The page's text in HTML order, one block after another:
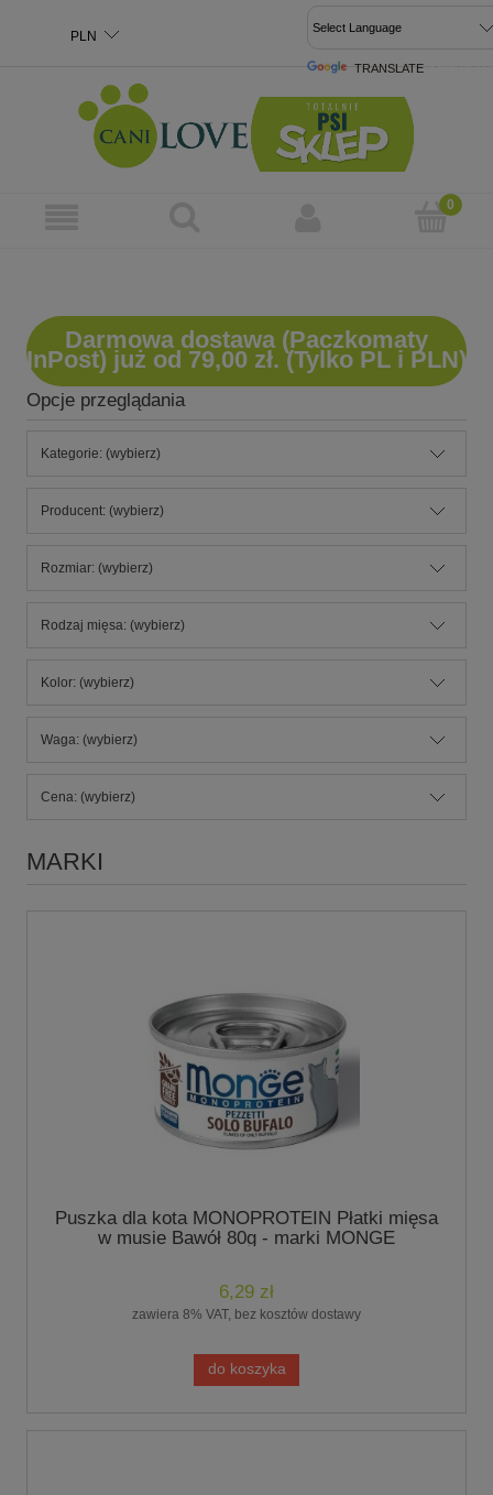
TRANSLATE
Darmowa dostawa (Paczkomaty
InPost) już od 79,00 zł. (Tylko PL i PLN)
Opcje przeglądania
Kategorie: (wybierz)
Producent: (wybierz)
Rozmiar: (wybierz)
Rodzaj mięsa: (wybierz)
Kolor: (wybierz)
Waga: (wybierz)
Cena: (wybierz)
MARKI
Puszka dla kota MONOPROTEIN Płatki mięsa
w musie Bawół 80g - marki MONGE
6,29 zł
zawiera 8% VAT, bez kosztów dostawy
do koszyka